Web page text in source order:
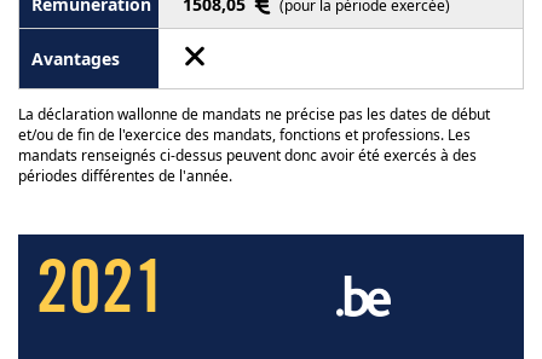
(pour la période exercée)
La déclaration wallonne de mandats ne précise pas les dates de début
et/ou de fin de l'exercice des mandats, fonctions et professions. Les
mandats renseignés ci-dessus peuvent donc avoir été exercés à des
périodes différentes de l'année.
2021